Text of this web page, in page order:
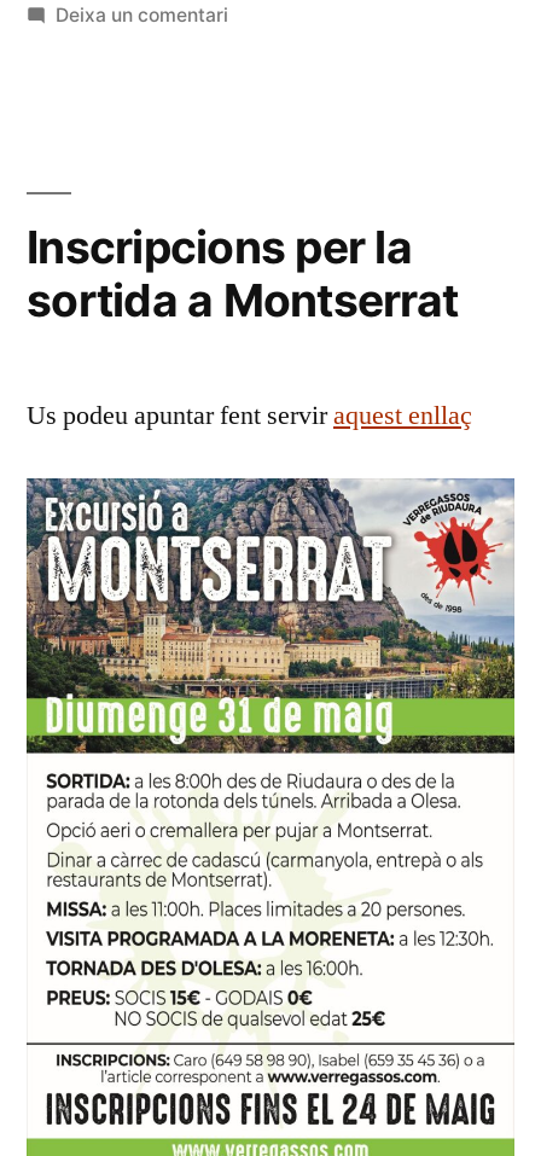
per
Deixa un comentaria
Inscripcions per la
sortida a Montserrat
Us podeu apuntar fent serviraquest enllaç